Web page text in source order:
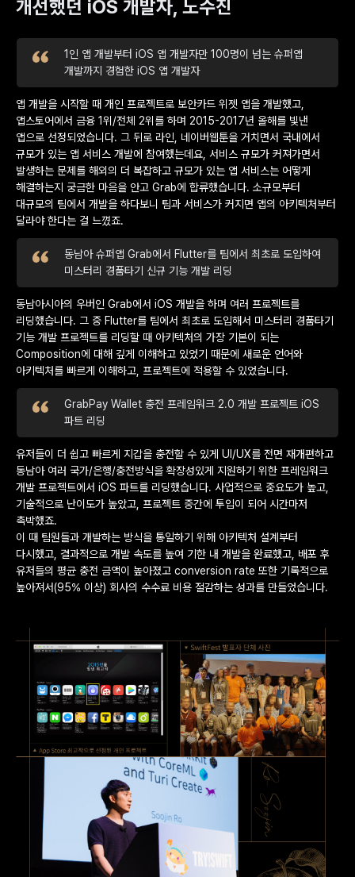
개선했던 iOS 개발자, 노수진
1인 앱 개발부터 iOS 앱 개발자만 100명이 넘는 슈퍼앱
개발까지 경험한 iOS 앱 개발자
앱 개발을 시작할 때 개인 프로젝트로 보안카드 위젯 앱을 개발했고,
앱스토어에서 금융 1위/전체 2위를 하며 2015-2017년 올해를 빛낸
앱으로 선정되었습니다. 그 뒤로 라인, 네이버웹툰을 거치면서 국내에서
규모가 있는 앱 서비스 개발에 참여했는데요, 서비스 규모가 커져가면서
발생하는 문제를 해외의 더 복잡하고 규모가 있는 앱 서비스는 어떻게
해결하는지 궁금한 마음을 안고 Grab에 합류했습니다. 소규모부터
대규모의 팀에서 개발을 하다보니 팀과 서비스가 커지면 앱의 아키텍처부터
달라야 한다는 걸 느꼈죠.
동남아 슈퍼앱 Grab에서 Flutter를 팀에서 최초로 도입하여
미스터리 경품타기 신규 기능 개발 리딩
동남아시아의 우버인 Grab에서 iOS 개발을 하며 여러 프로젝트를
리딩했습니다. 그 중 Flutter를 팀에서 최초로 도입해서 미스터리 경품타기
기능 개발 프로젝트를 리딩할 때 아키텍처의 가장 기본이 되는
Composition에 대해 깊게 이해하고 있었기 때문에 새로운 언어와
아키텍처를 빠르게 이해하고, 프로젝트에 적용할 수 있었습니다.
GrabPay Wallet 충전 프레임워크 2.0 개발 프로젝트 iOS
파트 리딩
유저들이 더 쉽고 빠르게 지갑을 충전할 수 있게 UI/UX를 전면 재개편하고
동남아 여러 국가/은행/충전방식을 확장성있게 지원하기 위한 프레임워크
개발 프로젝트에서 iOS 파트를 리딩했습니다. 사업적으로 중요도가 높고,
기술적으로 난이도가 높았고, 프로젝트 중간에 투입이 되어 시간마저
촉박했죠.
이 때 팀원들과 개발하는 방식을 통일하기 위해 아키텍처 설계부터
다시했고, 결과적으로 개발 속도를 높여 기한 내 개발을 완료했고, 배포 후
유저들의 평균 충전 금액이 높아졌고 conversion rate 또한 기록적으로
높아져서(95% 이상) 회사의 수수료 비용 절감하는 성과를 만들었습니다.